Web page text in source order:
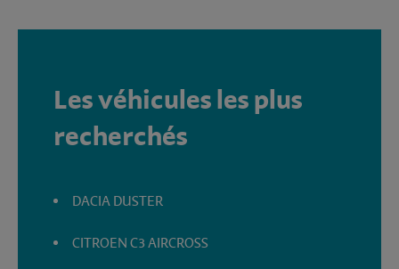
Les véhicules les plus
recherchés
DACIA DUSTER
CITROEN C3 AIRCROSS